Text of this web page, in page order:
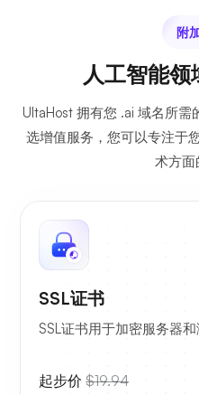
附
人工智能
UltaHost 拥有您 .ai 域名所
选增值服务，您可以专注于
术方面
SSL证书
SSL证书用于加密服务器
起步价 $19.94